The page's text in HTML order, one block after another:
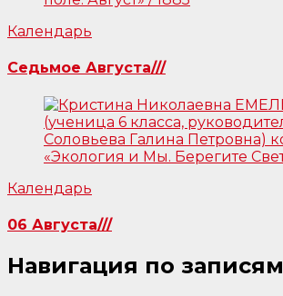
Календарь
Седьмое Августа///
Календарь
06 Августа///
Навигация по записям